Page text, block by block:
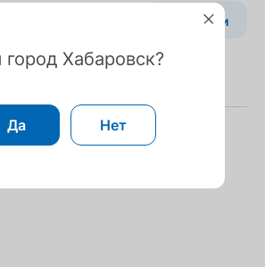
Вакансии
Хабаровск?
Да Нет